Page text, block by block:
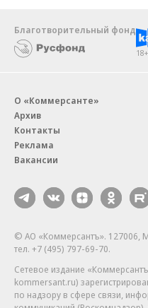
Благотворительный фонд
О «Коммерсанте»
Архив
Контакты
Реклама
Вакансии
© АО «Коммерсантъ». 127006,
тел. +7 (495) 797-69-70.
Сетевое издание
kommersant.ru)
по надзору в сфере связи,